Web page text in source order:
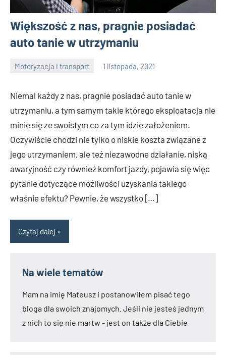
Większość z nas, pragnie posiadać
auto tanie w utrzymaniu
Motoryzacja i transport 1 listopada, 2021
Wojnicz
Niemal każdy z nas, pragnie posiadać auto tanie w
utrzymaniu, a tym samym takie którego eksploatacja nie
minie się ze swoistym co za tym idzie założeniem.
Oczywiście chodzi nie tylko o niskie koszta związane z
jego utrzymaniem, ale też niezawodne działanie, niską
awaryjność czy również komfort jazdy, pojawia się więc
pytanie dotyczące możliwości uzyskania takiego
właśnie efektu? Pewnie, że wszystko […]
Czytaj dalej
Na wiele tematów
Mam na imię Mateusz i postanowiłem pisać tego
bloga dla swoich znajomych. Jeśli nie jesteś jednym
z nich to się nie martw - jest on także dla Ciebie